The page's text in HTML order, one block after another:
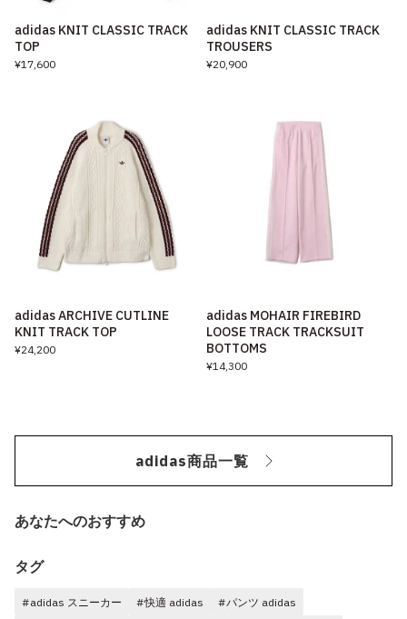
adidas KNIT CLASSIC TRACK
TOP
¥17,600
adidas KNIT CLASSIC TRACK
TROUSERS
¥20,900
adidas ARCHIVE CUTLINE
KNIT TRACK TOP
¥24,200
adidas MOHAIR FIREBIRD
LOOSE TRACK TRACKSUIT
BOTTOMS
¥14,300
adidas商品一覧
あなたへのおすすめ
タグ
#adidas スニーカー #快適 adidas #パンツ adidas